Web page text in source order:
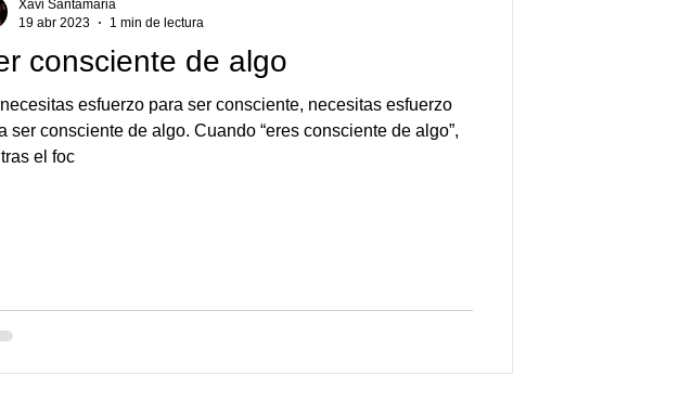
consciente de algo
esfuerzo para ser consciente, necesitas esfuerzo
consciente de algo. Cuando “eres consciente de algo”,
el foc
Xavi Santamaria
19 abr 2023
1 min de lectura